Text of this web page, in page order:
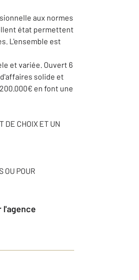
aux normes
état permettent
L'ensemble est
et variée. Ouvert 6
solide et
en font une
DE CHOIX ET UN
OU POUR
l'agence